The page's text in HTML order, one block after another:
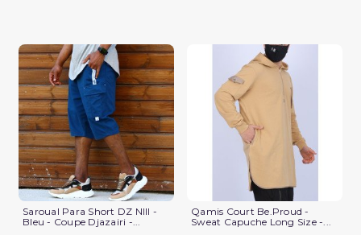
Saroual Para Short DZ NIII -
Bleu - Coupe Djazairi -...
Qamis Court Be.Proud -
Sweat Capuche Long Size -...